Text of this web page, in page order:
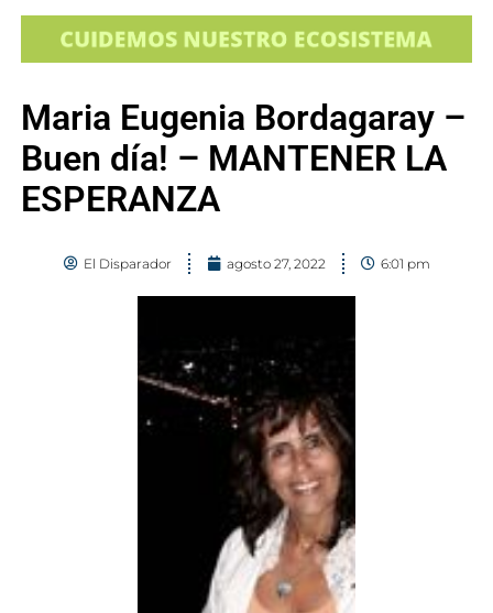
Maria Eugenia Bordagaray –
Buen día! – MANTENER LA
ESPERANZA
El Disparador agosto 27, 2022 6:01 pm